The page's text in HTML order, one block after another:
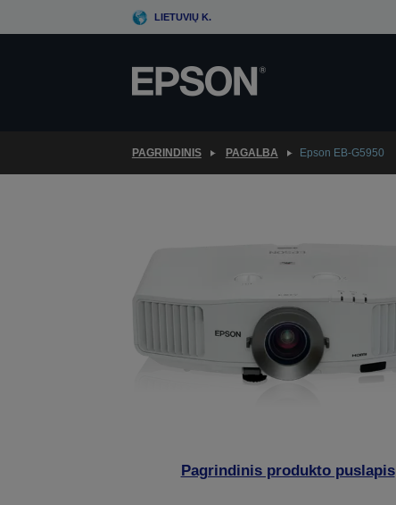
to
LIETUVIŲ K.
PAGRINDINIS PAGALBA Epson EB-G5950
Pagrindinis produkto puslapis